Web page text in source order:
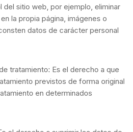
sitio web, por ejemplo, eliminar
la propia página, imágenes o
datos de carácter personal
tratamiento: Es el derecho a que
previstos de forma original
en determinados